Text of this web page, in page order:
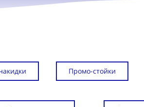
Промо-стойки